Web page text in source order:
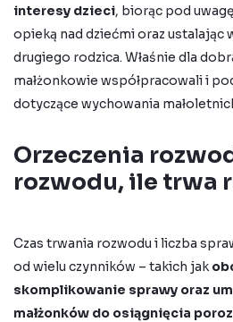
interesy dzieci, biorąc pod
opieką nad dziećmi oraz ustalając
drugiego rodzica. Właśnie dla
małżonkowie współpracowali i
dotyczące wychowania
Orzeczenia
rozwodu, ile trwa
Czas trwania rozwodu i liczba
od wielu czynników – takich jak
skomplikowanie sprawy oraz
małżonków do osiągnięcia